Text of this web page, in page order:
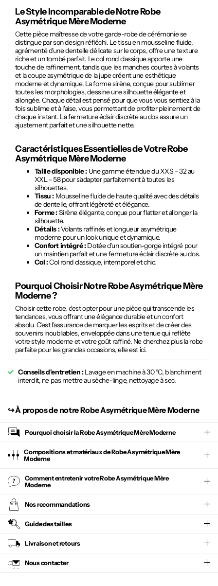
Le Style Incomparable de NotreRobe
Asymétrique Mère Moderne
Cette pièce maîtresse de votre garde-robe de cérémonie se
distingue par son design réfléchi. Le tissu en mousseline fluide,
agrémenté d'une dentelle délicate sur le corps, offre une texture
riche et un tombé parfait. Le col rond classique apporte une
touche de raffinement, tandis que les manches courtes à volants
et la coupe asymétrique de la jupe créent une esthétique
moderne et dynamique. La forme sirène, conçue pour sublimer
toutes les morphologies, dessine une silhouette élégante et
allongée. Chaque détail est pensé pour que vous vous sentiez à la
fois sublime et à l'aise, vous permettant de profiter pleinement de
chaque instant. La fermeture éclair discrète au dos assure un
ajustement parfait et une silhouette nette.
Caractéristiques Essentielles de VotreRobe
Asymétrique Mère Moderne
Taille disponible :Une gamme étendue du XXS - 32 au
XXL - 58 pour s'adapter parfaitement à toutes les
silhouettes.
Tissu :Mousseline fluide de haute qualité avec des détails
de dentelle, offrant légèreté et élégance.
Forme :Sirène élégante, conçue pour flatter et allonger la
silhouette.
Détails :Volants raffinés et longueur asymétrique
moderne pour un look unique et dynamique.
Confort intégré :Dotée d'un soutien-gorge intégré pour
un maintien parfait et une fermeture éclair discrète au dos.
Col :Col rond classique, intemporel et chic.
Pourquoi Choisir NotreRobe Asymétrique Mère
Moderne?
Choisir cette robe, c'est opter pour une pièce qui transcende les
tendances, vous offrant une élégance durable et un confort
absolu. C'est l'assurance de marquer les esprits et de créer des
souvenirs inoubliables, enveloppée dans une tenue qui reflète
votre style moderne et votre goût raffiné. Ne cherchez plus la robe
parfaite pour les grandes occasions, elle est ici.
Conseils d'entretien :Lavage en machine à 30 °C, blanchiment
interdit, ne pas mettre au sèche-linge, nettoyage à sec.
↪︎À propos de notre Robe Asymétrique Mère Moderne
Pourquoi choisir laRobe Asymétrique Mère Moderne
Compositions et matériaux de Robe Asymétrique Mère
Moderne
Comment entretenir votreRobe Asymétrique Mère
Moderne
Nos recommandations
Guide des tailles
Livraison et retours
Nous contacter